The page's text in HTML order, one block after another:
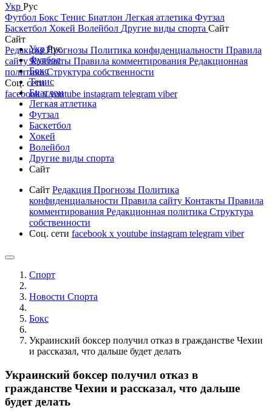
Укр Рус
Футбол Бокс Тенис Биатлон Легкая атлетика Футзал
Баскетбол Хокей Волейбол Другие виды спорта Сайт
Сайт
РедакцияПрогнозы Политика конфиденциальности Правила
сайтуКонтакты Правила комментирования Редакционная
политикаСтруктура собственности
Соц. сети
facebookxyoutube instagram telegram viber
УкрРус
Футбол
Бокс
Тенис
Биатлон
Легкая атлетика
Футзал
Баскетбол
Хокей
Волейбол
Другие виды спорта
Сайт
Сайт Редакция Прогнозы Политика
конфиденциальности Правила сайту Контакты Правила
комментирования Редакционная политика Структура
собственности
Соц. сети facebook x youtube instagram telegram viber
Спорт
Новости Cпорта
Бокс
Украинский боксер получил отказ в гражданстве Чехии
и рассказал, что дальше будет делать
Украинский боксер получил отказ в
гражданстве Чехии и рассказал, что дальше
будет делать